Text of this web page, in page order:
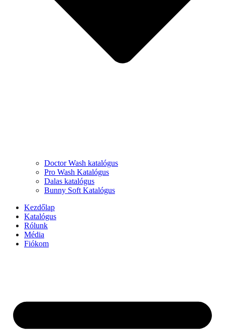
Doctor Wash katalógus
Pro Wash Katalógus
Dalas katalógus
Bunny Soft Katalógus
Kezdőlap
Katalógus
Rólunk
Média
Fiókom